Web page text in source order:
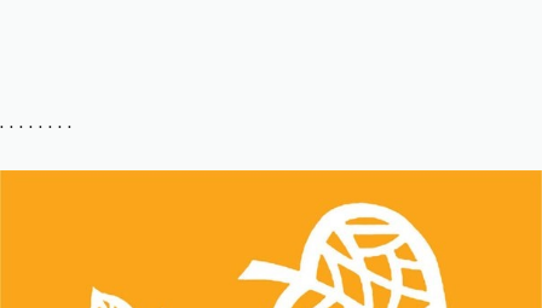
. . . . . . . .